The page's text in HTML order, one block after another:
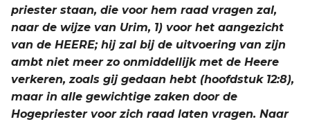
priester staan, die voor hem raad vragen zal,
naar de wijze van Urim, 1) voor het aangezicht
van de HEERE; hij zal bij de uitvoering van zijn
ambt niet meer zo onmiddellijk met de Heere
verkeren, zoals gij gedaan hebt (hoofdstuk 12:8),
maar in alle gewichtige zaken door de
Hogepriester voor zich raad laten vragen. Naar